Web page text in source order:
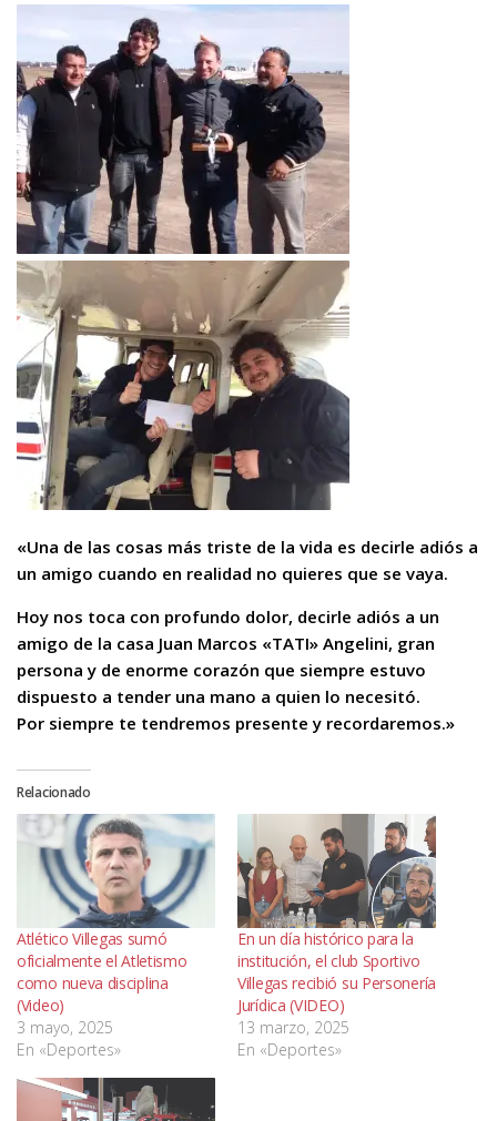
«Una de las cosas más triste de la vida es decirle adiós a
un amigo cuando en realidad no quieres que se vaya.
Hoy nos toca con profundo dolor, decirle adiós a un
amigo de la casa Juan Marcos «TATI» Angelini, gran
persona y de enorme corazón que siempre estuvo
dispuesto a tender una mano a quien lo necesitó.
Por siempre te tendremos presente y recordaremos.»
Relacionado
Atlético Villegas sumó
oficialmente el Atletismo
como nueva disciplina
(Video)
3 mayo, 2025
En «Deportes»
En un día histórico para la
institución, el club Sportivo
Villegas recibió su Personería
Jurídica (VIDEO)
13 marzo, 2025
En «Deportes»